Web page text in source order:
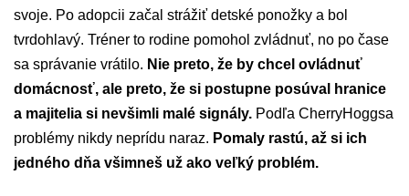
svoje. Po adopcii začal strážiť detské ponožky a bol
tvrdohlavý. Tréner to rodine pomohol zvládnuť, no po čase
sa správanie vrátilo. Nie preto, že by chcel ovládnuť
domácnosť, ale preto, že si postupne posúval hranice
a majitelia si nevšimli malé signály. Podľa CherryHoggsa
problémy nikdy neprídu naraz. Pomaly rastú, až si ich
jedného dňa všimneš už ako veľký problém.